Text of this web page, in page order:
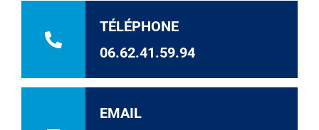
TÉLÉPHONE
06.62.41.59.94
EMAIL